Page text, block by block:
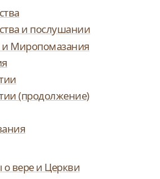
и послушании
и Миропомазания
(продолжение)
о вере и Церкви